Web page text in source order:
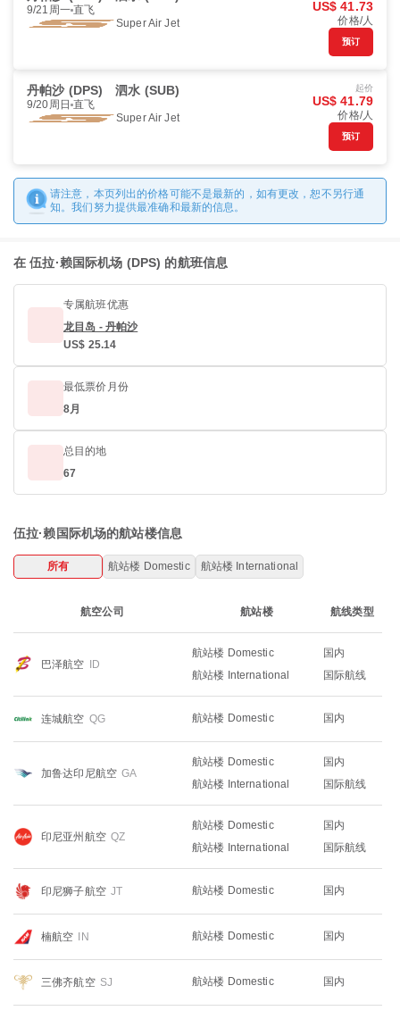
9/21周一 直飞
Super Air Jet
US$ 41.73
价格/人
预订
丹帕沙 (DPS) 泗水 (SUB)
9/20周日 直飞
Super Air Jet
起价
US$ 41.79
价格/人
预订
请注意，本页列出的价格可能不是最新的，如有更改，恕不另行通
知。我们努力提供最准确和最新的信息。
在 伍拉·赖国际机场 (DPS) 的航班信息
专属航班优惠
龙目岛 - 丹帕沙
US$ 25.14
最低票价月份
8月
总目的地
67
伍拉·赖国际机场的航站楼信息
所有 航站楼 Domestic 航站楼 International
航空公司 航站楼 航线类型
巴泽航空 ID
航站楼 Domestic
航站楼 International
国内
国际航线
连城航空 QG 航站楼 Domestic 国内
加鲁达印尼航空 GA
航站楼 Domestic
航站楼 International
国内
国际航线
印尼亚州航空 QZ
航站楼 Domestic
航站楼 International
国内
国际航线
印尼狮子航空 JT 航站楼 Domestic 国内
楠航空 IN 航站楼 Domestic 国内
三佛齐航空 SJ 航站楼 Domestic 国内